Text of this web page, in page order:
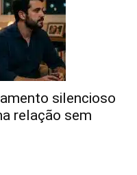
silencioso
relação sem